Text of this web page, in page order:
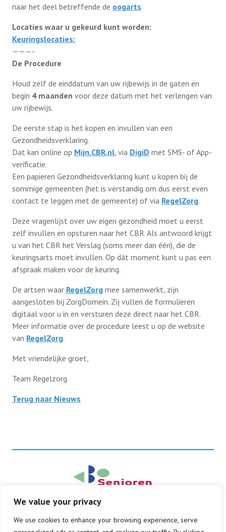
We value your privacy
We use cookies to enhance your browsing experience, serve
naar het deel betreffende de oogarts
Locaties waar u gekeurd kunt worden:
Keuringslocaties:
———-
De Procedure
Houd zelf de einddatum van uw rijbewijs in de gaten en
begin 4 maanden voor deze datum met het verlengen van
uw rijbewijs.
De eerste stap is het kopen en invullen van een
Gezondheidsverklaring.
Dat kan online op Mijn.CBR.nl, via DigiD met SMS- of App-
verificatie.
Een papieren Gezondheidsverklaring kunt u kopen bij de
sommige gemeenten (het is verstandig om dus eerst even
contact te leggen met de gemeente) of via RegelZorg.
Deze vragenlijst over uw eigen gezondheid moet u eerst
zelf invullen en opsturen naar het CBR. Als antwoord krijgt
u van het CBR het Verslag (soms meer dan één), die de
keuringsarts moet invullen. Op dát moment kunt u pas een
afspraak maken voor de keuring.
De artsen waar RegelZorg mee samenwerkt, zijn
aangesloten bij ZorgDomein. Zij vullen de formulieren
digitaal voor u in en versturen deze direct naar het CBR.
Meer informatie over de procedure leest u op de website
van RegelZorg.
Met vriendelijke groet,
Team Regelzorg
Terug naar Nieuws
Alle rechten voorbehouden